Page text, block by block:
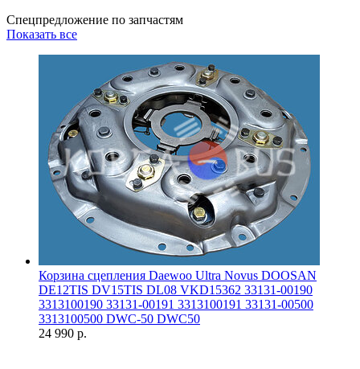
Спецпредложение по запчастям
Показать все
Корзина сцепления Daewoo Ultra Novus DOOSAN
DE12TIS DV15TIS DL08 VKD15362 33131-00190
3313100190 33131-00191 3313100191 33131-00500
3313100500 DWC-50 DWC50
24 990 р.